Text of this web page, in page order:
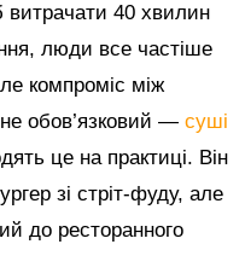
витрачати 40 хвилин
люди все частіше
компроміс між
обов’язковий — суші
це на практиці. Він
зі стріт-фуду, але
до ресторанного